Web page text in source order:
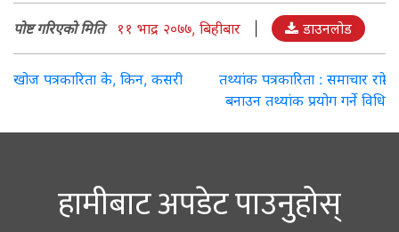
पोष्ट गरिएको मिति ११ भाद्र २०७७, बिहीबार डाउनलोड
Post
खोज पत्रकारिता के, किन, कसरी
तथ्यांक पत्रकारिता : समाचार राम्रो
बनाउन तथ्यांक प्रयोग गर्ने विधि
हामीबाट अपडेट पाउनुहोस्